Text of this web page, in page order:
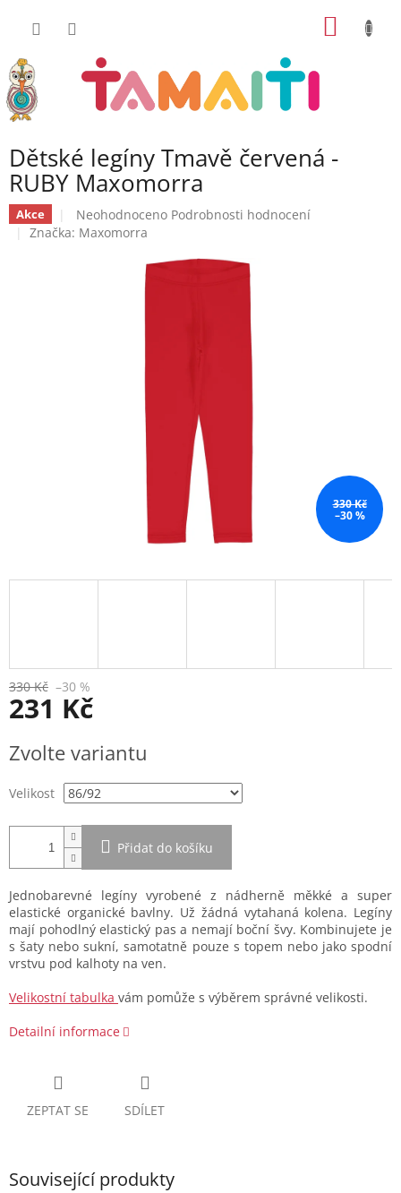
Dětské legíny Tmavě červená -
RUBY Maxomorra
Akce
Průměrné
hodnocení
Neohodnoceno Podrobnosti hodnocení
Značka: Maxomorra
330 Kč
–30 %
330 Kč –30 %
231 Kč
cena:
Zvolte variantu
Velikost
Přidat do košíku
Jednobarevné legíny vyrobené z nádherně měkké a super
elastické organické bavlny. Už žádná vytahaná kolena. Legíny
mají pohodlný elastický pas a nemají boční švy. Kombinujete je
s šaty nebo sukní, samotatně pouze s topem nebo jako spodní
vrstvu pod kalhoty na ven.
Velikostní tabulka vám pomůže s výběrem správné velikosti.
Detailní informace
ZEPTAT SE SDÍLET
Související produkty